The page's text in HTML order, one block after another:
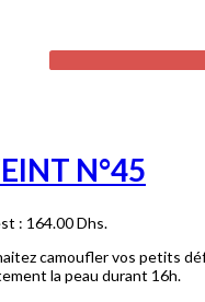
N°45
: 164.00 Dhs.
camoufler vos petits
la peau durant 16h.